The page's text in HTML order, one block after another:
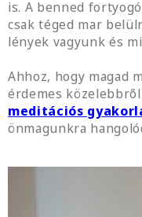
is. A benned
csak téged mar
lények vagyunk és
Ahhoz, hogy magad
érdemes
meditációs
önmagunkra